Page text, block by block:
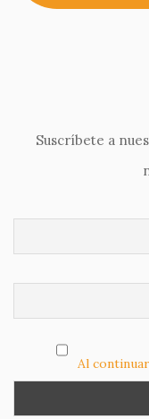
Suscríbete a
Al